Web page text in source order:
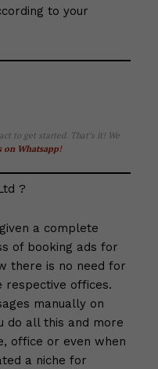
to your
to get started. That’s it! We
on Whatsapp!
?
a complete
of booking ads for
there is no need for
offices.
manually on
do all this and more
office or even when
a niche for